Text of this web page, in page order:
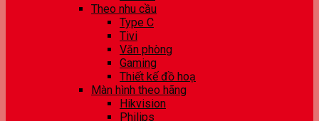
Theo nhu cầu
Type C
Tivi
Văn phòng
Gaming
Thiết kế đồ hoạ
Màn hình theo hãng
Hikvision
Philips